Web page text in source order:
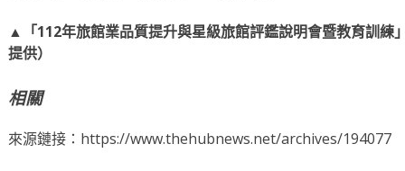
▲「112年旅館業品質提升與星級旅館評鑑說明會暨教育訓練
提供）
相關
來源鏈接：https://www.thehubnews.net/archives/194077